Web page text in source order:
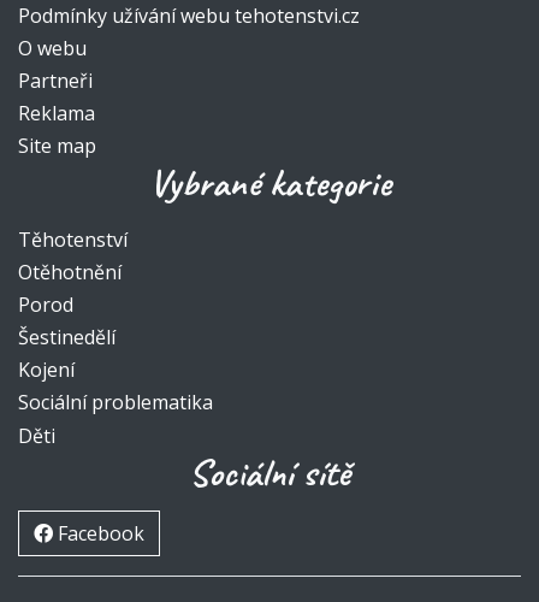
Podmínky užívání webu tehotenstvi.cz
O webu
Partneři
Reklama
Site map
Vybrané kategorie
Těhotenství
Otěhotnění
Porod
Šestinedělí
Kojení
Sociální problematika
Děti
Sociální sítě
Facebook